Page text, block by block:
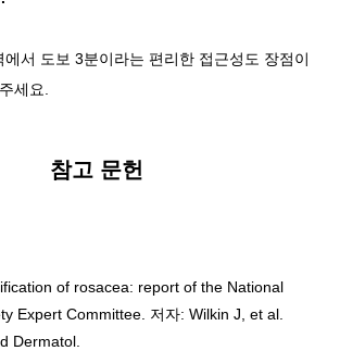
서 도보 3분이라는 편리한 접근성도 장점이
세요.
참고 문헌
of rosacea: report of the National
Expert Committee. 저자: Wilkin J, et al.
Dermatol.